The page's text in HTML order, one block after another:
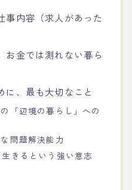
事内容（求人があった
お金では測れない暮ら
に、最も大切なこと
「辺境の暮らし」への
問題解決能力
きるという強い意志